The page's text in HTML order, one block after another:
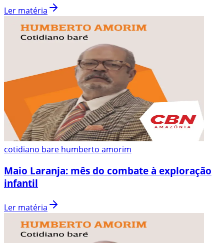
Ler matéria
cotidiano bare humberto amorim
Maio Laranja: mês do combate à exploração
infantil
Ler matéria